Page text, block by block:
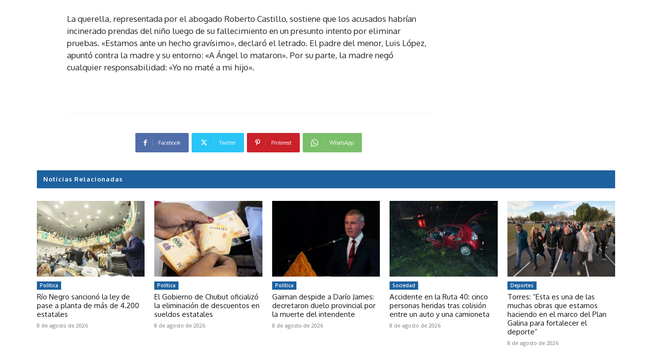
La querella, representada por el abogado Roberto Castillo, sostiene que los acusados habrían
incinerado prendas del niño luego de su fallecimiento en un presunto intento por eliminar
pruebas. «Estamos ante un hecho gravísimo», declaró el letrado. El padre del menor, Luis López,
apuntó contra la madre y su entorno: «A Ángel lo mataron». Por su parte, la madre negó
cualquier responsabilidad: «Yo no maté a mi hijo».
Facebook Twitter Pinterest WhatsApp
Noticias Relacionadas
Política
Río Negro sancionó la ley de
pase a planta de más de 4.200
estatales
8 de agosto de 2026
Política
El Gobierno de Chubut oficializó
la eliminación de descuentos en
sueldos estatales
8 de agosto de 2026
Política
Gaiman despide a Darío James:
decretaron duelo provincial por
la muerte del intendente
8 de agosto de 2026
Sociedad
Accidente en la Ruta 40: cinco
personas heridas tras colisión
entre un auto y una camioneta
8 de agosto de 2026
Deportes
Torres: “Esta es una de las
muchas obras que estamos
haciendo en el marco del Plan
Galina para fortalecer el
deporte”
8 de agosto de 2026